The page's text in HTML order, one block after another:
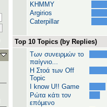
ΚΗΜΜΥ
Argirios
Caterpillar
Top 10 Topics (by Replies)
Των συνειρμών το
παίγνιο...
H Στοά των Off
Topic
I know U!! Game
Ρώτα κάτι τον
επόμενο